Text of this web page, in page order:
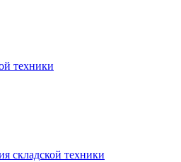
техники
складской техники